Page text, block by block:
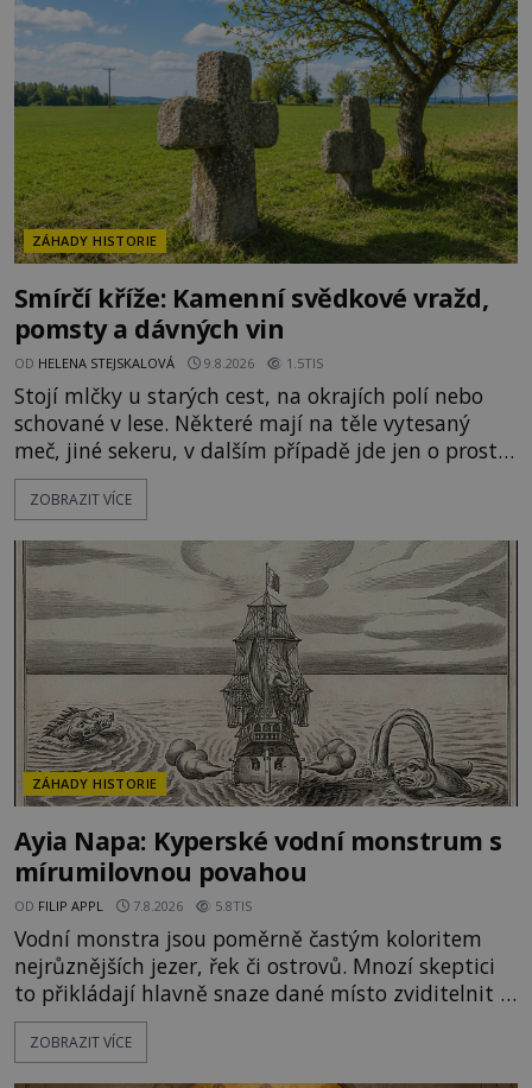
Jenže jakmile se v temné kryptě objeví seschlé
lidské tělo, začne pracovat fantazie. A české mum
ZÁHADY HISTORIE
Smírčí kříže: Kamenní svědkové vražd,
pomsty a dávných vin
OD HELENA STEJSKALOVÁ 9.8.2026 1.5TIS
Stojí mlčky u starých cest, na okrajích polí nebo
schované v lese. Některé mají na těle vytesaný
meč, jiné sekeru, v dalším případě jde jen o prostý
kříž. Na první pohled vypadají jako zapomenuté
náboženské památky. Jenže některé z nich mají
zločiny, pokáním a dávným právem, kdy se vrah a
rodina jeho oběti mohli dohodnout na usmíření.
Jenže po s
ZOBRAZIT VÍCE
ZÁHADY HISTORIE
Ayia Napa: Kyperské vodní monstrum s
mírumilovnou povahou
OD FILIP APPL 7.8.2026 5.8TIS
Vodní monstra jsou poměrně častým koloritem
nejrůznějších jezer, řek či ostrovů. Mnozí skeptici
to přikládají hlavně snaze dané místo zviditelnit a
přitáhnout k němu pozornost záhadám
nakloněných turistů. Je to také případ kyperského
ZOBRAZIT VÍCE